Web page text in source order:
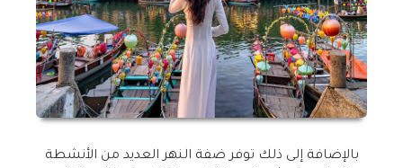
بالإضافة إلى ذلك توفر ضفة النهر العديد من الأنشطة